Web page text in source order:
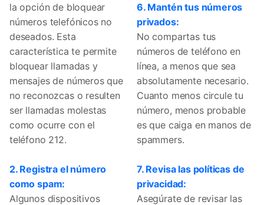
la opción de bloquear
números telefónicos no
deseados. Esta
característica te permite
bloquear llamadas y
mensajes de números que
no reconozcas o resulten
ser llamadas molestas
como ocurre con el
teléfono 212.
2. Registra el número
como spam:
Algunos dispositivos
6. Mantén tus números
privados:
No compartas tus
números de teléfono en
línea, a menos que sea
absolutamente necesario.
Cuanto menos circule tu
número, menos probable
es que caiga en manos de
spammers.
7. Revisa las políticas de
privacidad:
Asegúrate de revisar las